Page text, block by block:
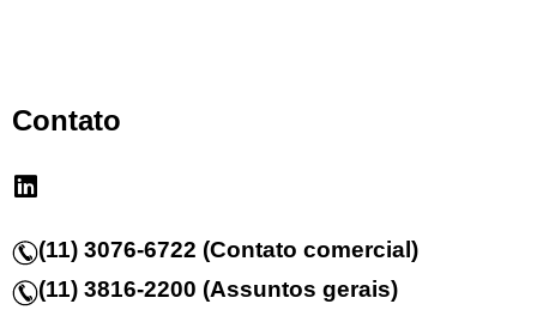
Contato
(11) 3076-6722 (Contato comercial)
(11) 3816-2200 (Assuntos gerais)